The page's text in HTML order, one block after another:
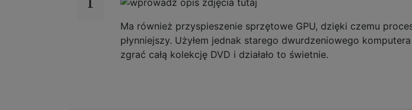
Ma również przyspieszenie sprzętowe GPU, dzięki czemu
płynniejszy. Użyłem jednak starego dwurdzeniowego
zgrać całą kolekcję DVD i działało to świetnie.